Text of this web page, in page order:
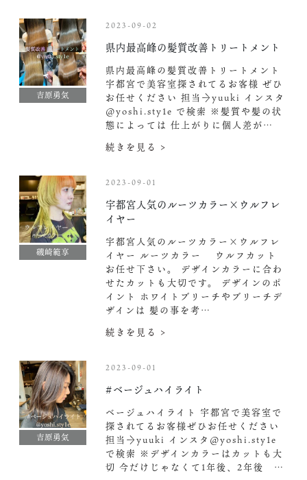
吉原勇気
2023-09-02
県内最高峰の髪質改善トリートメント︎
県内最高峰の髪質改善トリートメント︎
宇都宮で美容室探されてるお客様 ぜひ
お任せください︎ 担当→yuuki インスタ
@yoshi.sty1e で検索️ ※髪質や髪の状
態によっては 仕上がりに個人差が…
続きを見る >
磯崎範享
2023-09-01
宇都宮人気のルーツカラー×ウルフレ
イヤー
宇都宮人気のルーツカラー×ウルフレ
イヤー ルーツカラー ウルフカット
お任せ下さい。 デザインカラーに合わ
せたカットも大切です。 デザインのポ
イント ホワイトブリーチやブリーチデ
ザインは 髪の事を考…
続きを見る >
吉原勇気
2023-09-01
#ベージュハイライト
ベージュハイライト 宇都宮で美容室で
探されてるお客様ぜひお任せください︎
担当→yuuki インスタ@yoshi.sty1e
で検索️ ※デザインカラーはカットも大
切 今だけじゃなくて1年後、2年後 …